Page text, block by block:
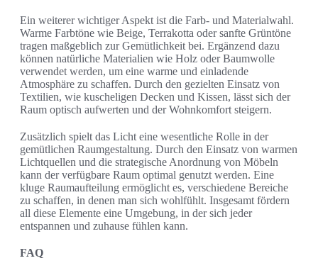
Ein weiterer wichtiger Aspekt ist die Farb- und Materialwahl.
Warme Farbtöne wie Beige, Terrakotta oder sanfte Grüntöne
tragen maßgeblich zur Gemütlichkeit bei. Ergänzend dazu
können natürliche Materialien wie Holz oder Baumwolle
verwendet werden, um eine warme und einladende
Atmosphäre zu schaffen. Durch den gezielten Einsatz von
Textilien, wie kuscheligen Decken und Kissen, lässt sich der
Raum optisch aufwerten und der Wohnkomfort steigern.
Zusätzlich spielt das Licht eine wesentliche Rolle in der
gemütlichen Raumgestaltung. Durch den Einsatz von warmen
Lichtquellen und die strategische Anordnung von Möbeln
kann der verfügbare Raum optimal genutzt werden. Eine
kluge Raumaufteilung ermöglicht es, verschiedene Bereiche
zu schaffen, in denen man sich wohlfühlt. Insgesamt fördern
all diese Elemente eine Umgebung, in der sich jeder
entspannen und zuhause fühlen kann.
FAQ